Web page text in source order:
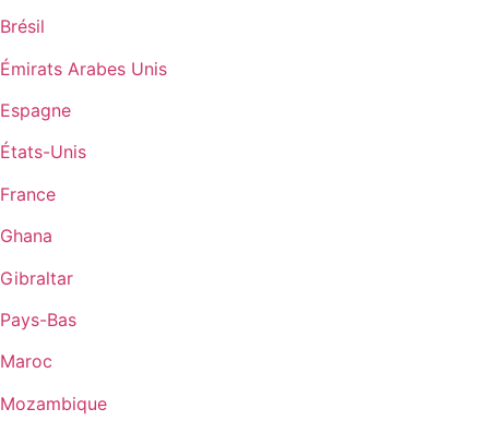
Brésil
Émirats Arabes Unis
Espagne
États-Unis
France
Ghana
Gibraltar
Pays-Bas
Maroc
Mozambique